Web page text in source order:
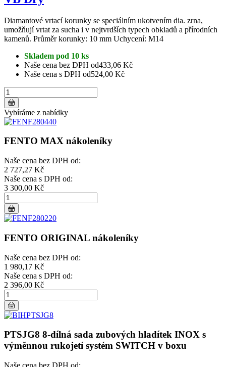
Diamantové vrtací korunky se speciálním ukotvením dia. zrna,
umožňují vrtat za sucha i v nejtvrdších typech obkladů a přírodních
kamenů. Průměr korunky: 10 mm Uchycení: M14
Skladem pod 10 ks
Naše cena bez DPH od433,06 Kč
Naše cena s DPH od524,00 Kč
Vybíráme z nabídky
FENTO MAX nákoleníky
Naše cena bez DPH od:
2 727,27 Kč
Naše cena s DPH od:
3 300,00 Kč
FENTO ORIGINAL nákoleníky
Naše cena bez DPH od:
1 980,17 Kč
Naše cena s DPH od:
2 396,00 Kč
PTSJG8 8-dílná sada zubových hladítek INOX s
výměnnou rukojetí systém SWITCH v boxu
Naše cena bez DPH od: